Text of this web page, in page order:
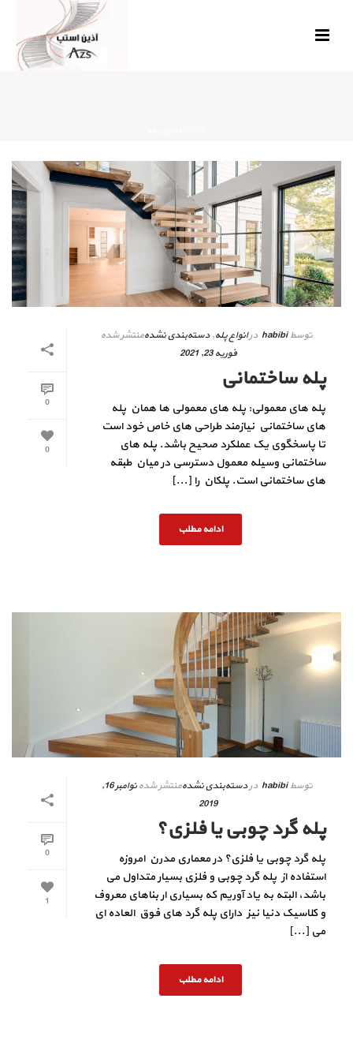
0
0
توسط habibi درانواع پله,دسته‌بندی نشدهمنتشر شده
فوریه 23, 2021
پله ساختمانی
پله های معمولی: پله های معمولی ها همان پله
های ساختمانی نیازمند طراحی های خاص خود است
تا پاسخگوی یک عملکرد صحیح باشد. پله های
ساختمانی وسیله معمول دسترسی در میان طبقه
های ساختمانی است. پلکان را [...]
ادامه مطلب
0
1
توسط habibi دردسته‌بندی نشدهمنتشر شده
نوامبر 16,
2019
پله گرد چوبی یا فلزی؟
پله گرد چوبی یا فلزی؟ در معماری مدرن امروزه
استفاده از پله گرد چوبی و فلزی بسیار متداول می
باشد، البته به یاد آوریم که بسیاری ار بناهای معروف
و کلاسیک دنیا نیز دارای پله گرد های فوق العاده ای
می [...]
ادامه مطلب